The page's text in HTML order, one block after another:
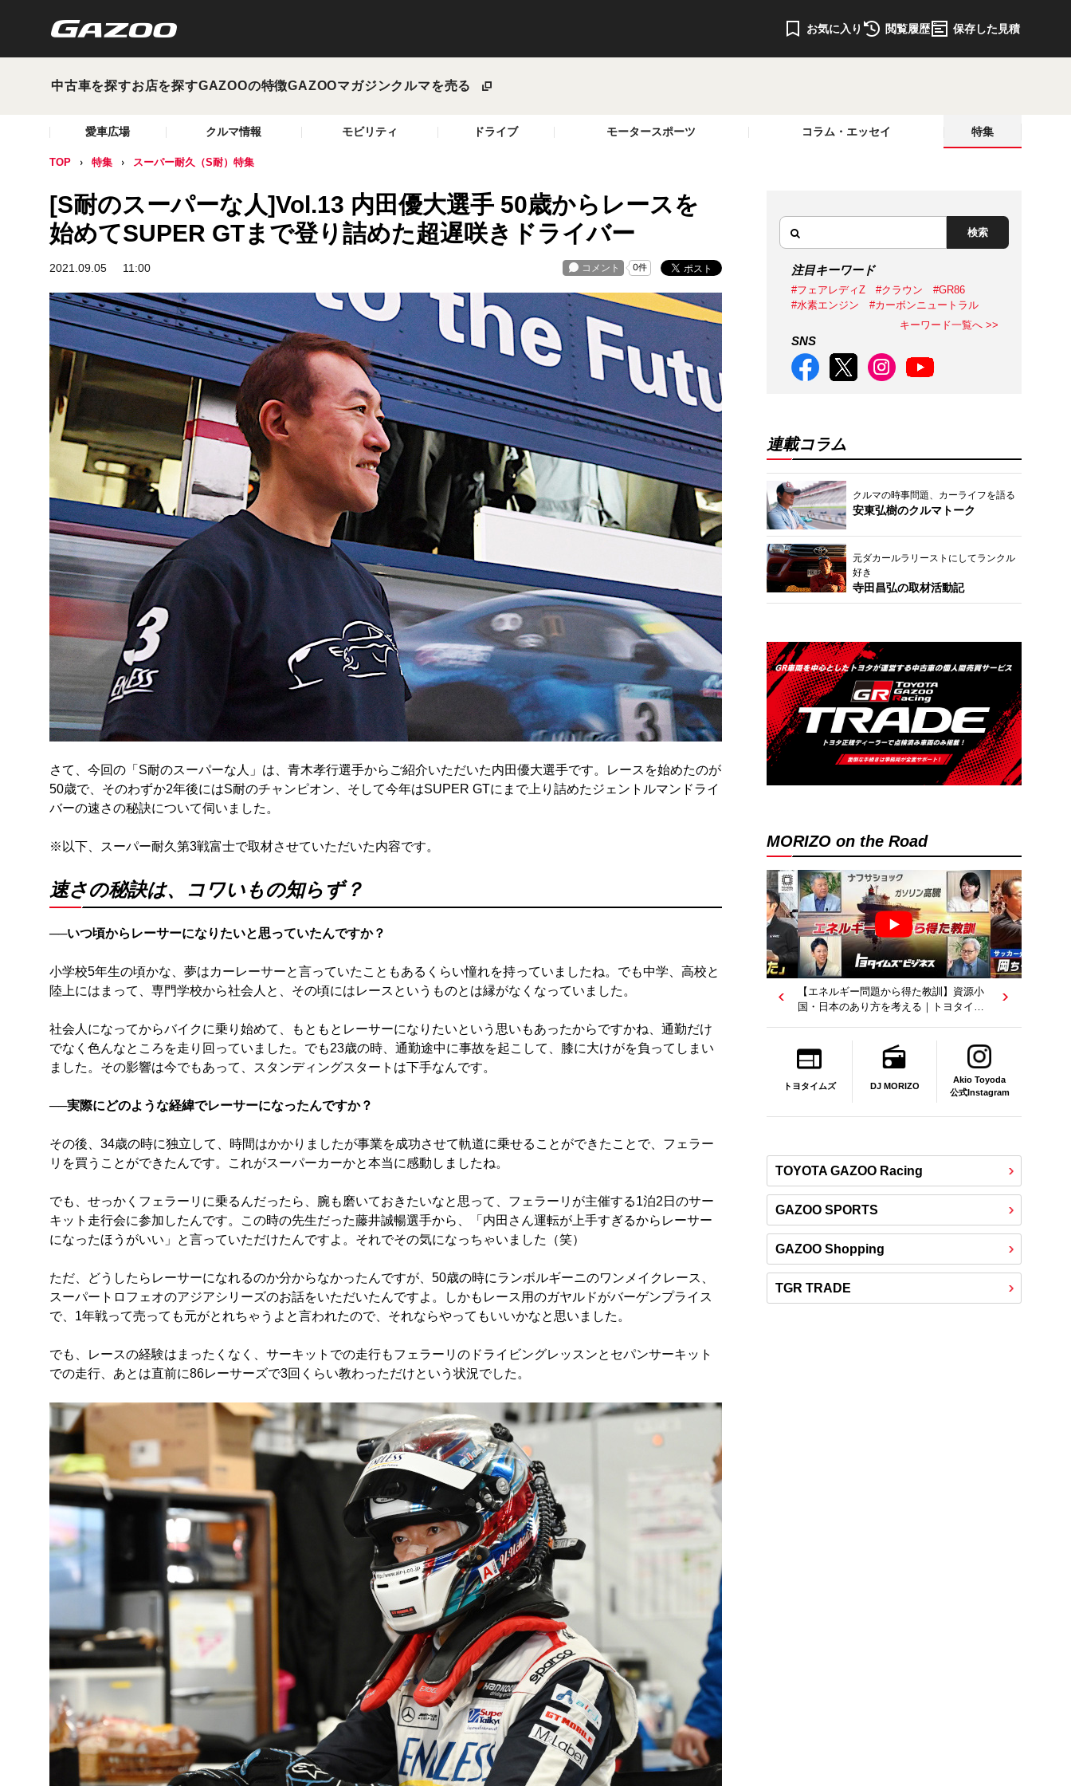
お気に入り 閲覧履歴 保存した見積
中古車を探すお店を探すGAZOOの特徴GAZOOマガジンクルマを売る
愛車広場 クルマ情報 モビリティ ドライブ モータースポーツ コラム・エッセイ 特集
TOP 特集 スーパー耐久（S耐）特集
[S耐のスーパーな人]Vol.13 内田優大選手 50歳からレースを
始めてSUPER GTまで登り詰めた超遅咲きドライバー
2021.09.05 11:00
さて、今回の「S耐のスーパーな人」は、青木孝行選手からご紹介いただいた内田優大選手です。レースを始めたのが
50歳で、そのわずか2年後にはS耐のチャンピオン、そして今年はSUPER GTにまで上り詰めたジェントルマンドライ
バーの速さの秘訣について伺いました。
※以下、スーパー耐久第3戦富士で取材させていただいた内容です。
速さの秘訣は、コワいもの知らず？
──いつ頃からレーサーになりたいと思っていたんですか？
小学校5年生の頃かな、夢はカーレーサーと言っていたこともあるくらい憧れを持っていましたね。でも中学、高校と
陸上にはまって、専門学校から社会人と、その頃にはレースというものとは縁がなくなっていました。
社会人になってからバイクに乗り始めて、もともとレーサーになりたいという思いもあったからですかね、通勤だけ
でなく色んなところを走り回っていました。でも23歳の時、通勤途中に事故を起こして、膝に大けがを負ってしまい
ました。その影響は今でもあって、スタンディングスタートは下手なんです。
──実際にどのような経緯でレーサーになったんですか？
その後、34歳の時に独立して、時間はかかりましたが事業を成功させて軌道に乗せることができたことで、フェラー
リを買うことができたんです。これがスーパーカーかと本当に感動しましたね。
でも、せっかくフェラーリに乗るんだったら、腕も磨いておきたいなと思って、フェラーリが主催する1泊2日のサー
キット走行会に参加したんです。この時の先生だった藤井誠暢選手から、「内田さん運転が上手すぎるからレーサー
になったほうがいい」と言っていただけたんですよ。それでその気になっちゃいました（笑）
ただ、どうしたらレーサーになれるのか分からなかったんですが、50歳の時にランボルギーニのワンメイクレース、
スーパートロフェオのアジアシリーズのお話をいただいたんですよ。しかもレース用のガヤルドがバーゲンプライス
で、1年戦って売っても元がとれちゃうよと言われたので、それならやってもいいかなと思いました。
でも、レースの経験はまったくなく、サーキットでの走行もフェラーリのドライビングレッスンとセパンサーキット
での走行、あとは直前に86レーサーズで3回くらい教わっただけという状況でした。
検索
注目キーワード
#フェアレディZ #クラウン
#GR86
#水素エンジン
#カーボンニュートラル
キーワード一覧へ >>
SNS
連載コラム
クルマの時事問題、カーライフを語る
安東弘樹のクルマトーク
元ダカールラリーストにしてランクル
好き
寺田昌弘の取材活動記
MORIZO on the Road
【エネルギー問題から得た教訓】資源小
国・日本のあり方を考える｜トヨタイム
トヨタイムズ DJ MORIZO
Akio Toyoda
公式Instagram
TOYOTA GAZOO Racing
GAZOO SPORTS
GAZOO Shopping
TGR TRADE